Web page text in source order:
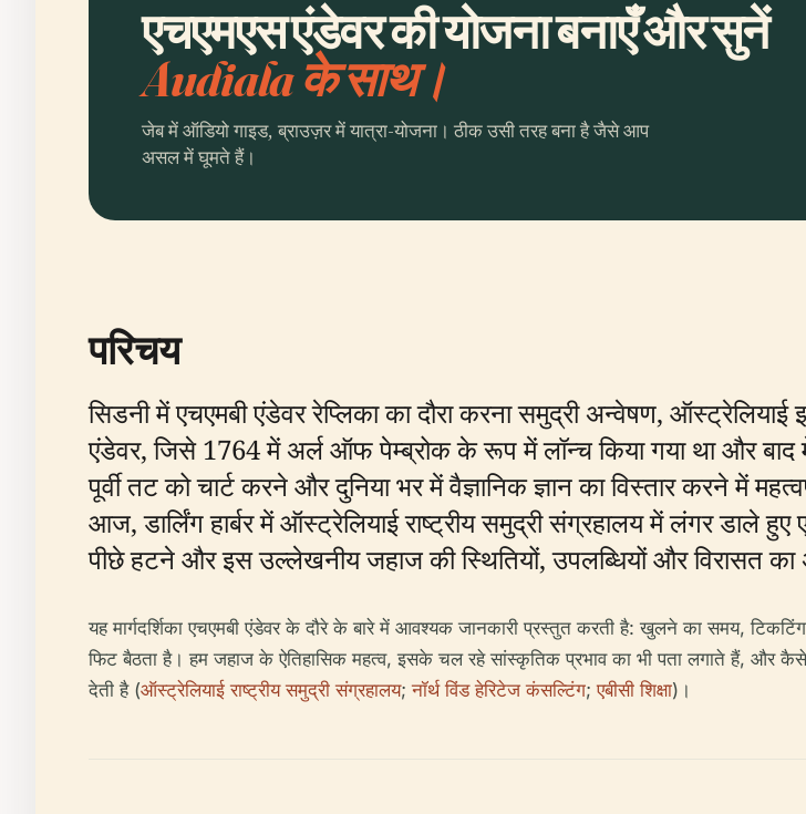
एचएमएस एंडेवर की योजना बनाएँ और सुनें
Audiala के साथ।
जेब में ऑडियो गाइड, ब्राउज़र में यात्रा-योजना। ठीक उसी तरह बना है जैसे आप
असल में घूमते हैं।
परिचय
सिडनी में एचएमबी एंडेवर रेप्लिका का दौरा करना समुद्री अन्वेषण,
एंडेवर, जिसे 1764 में अर्ल ऑफ पेम्ब्रोक के रूप में लॉन्च किया गया था और
पूर्वी तट को चार्ट करने और दुनिया भर में वैज्ञानिक ज्ञान का विस्तार करने में
आज, डार्लिंग हार्बर में ऑस्ट्रेलियाई राष्ट्रीय समुद्री संग्रहालय में लंगर डाले
पीछे हटने और इस उल्लेखनीय जहाज की स्थितियों, उपलब्धियों और विरासत
यह मार्गदर्शिका एचएमबी एंडेवर के दौरे के बारे में आवश्यक जानकारी प्रस्तुत करती है: खुलने का समय,
फिट बैठता है। हम जहाज के ऐतिहासिक महत्व, इसके चल रहे सांस्कृतिक प्रभाव का भी पता लगाते हैं, और
देती है (ऑस्ट्रेलियाई राष्ट्रीय समुद्री संग्रहालय;नॉर्थ विंड हेरिटेज कंसल्टिंग;एबीसी शिक्षा)।